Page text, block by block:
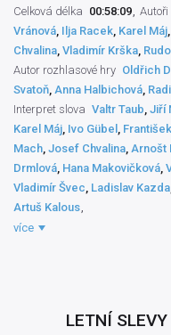
Celková délka 00:58:09 Autoři
Vránová, Ilja Racek, Karel Máj,
Chvalina, Vladimír Krška,
Autor rozhlasové hry Oldřich
Svatoň, Anna Halbichová,
Interpret slova Valtr Taub, Jiří
Karel Máj, Ivo Gübel ,
Mach, Josef Chvalina, Arnošt
Drmlová, Hana Makovičková,
Vladimír Švec, Ladislav Kazda
Artuš Kalous
Dramaturg literární
více
LETNÍ